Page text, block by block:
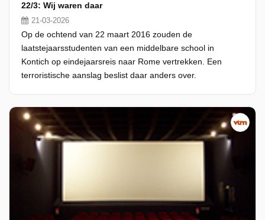
22/3: Wij waren daar
21-03-2026
Op de ochtend van 22 maart 2016 zouden de
laatstejaarsstudenten van een middelbare school in
Kontich op eindejaarsreis naar Rome vertrekken. Een
terroristische aanslag beslist daar anders over.